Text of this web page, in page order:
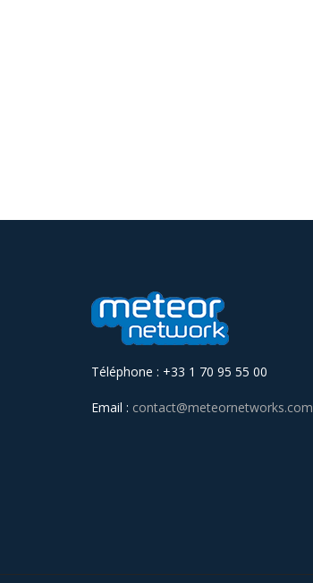
Téléphone : +33 1 70 95 55 00
Email : contact@meteornetworks.com